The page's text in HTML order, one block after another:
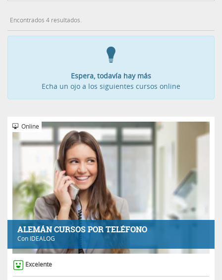
Encontrados 4 resultados.
Espera, todavía hay más
Echa un ojo a los siguientes cursos online
ALEMÁN CURSOS POR TELÉFONO
Con IDEALOG
Online
Excelente